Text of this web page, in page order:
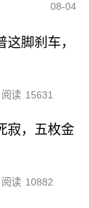
08-04
脚刹车，
阅读 15631
寂，五枚金
阅读 10882